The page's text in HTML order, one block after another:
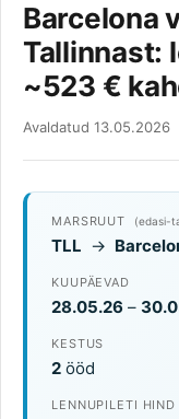
Barcelona
Tallinnast:
~523 €
Avaldatud 13.05.2026
MARSRUUT (edasi-
TLL →
KUUPÄEVAD
28.05.26 –
KESTUS
2 ööd
LENNUPILETI HIND